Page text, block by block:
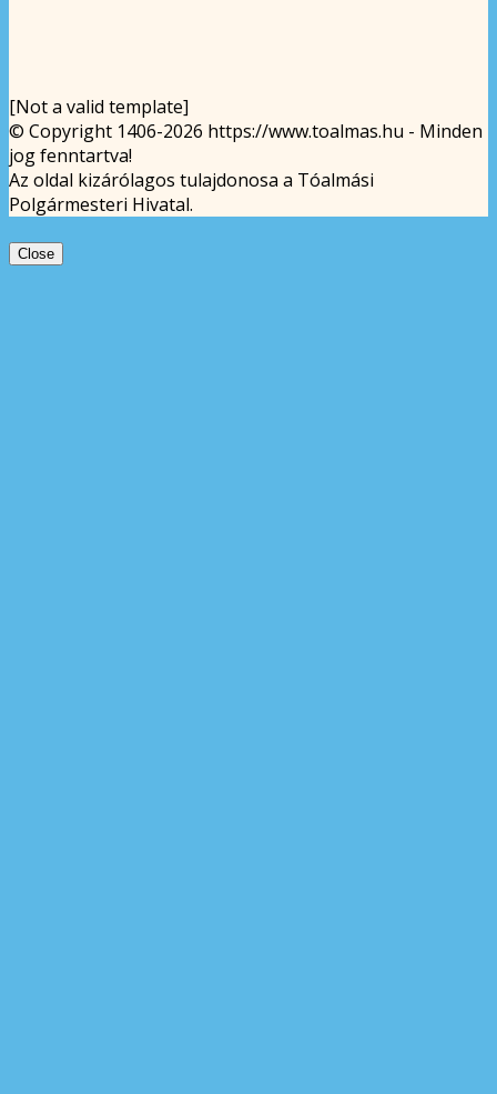
[Not a valid template]
© Copyright 1406-2026 https://www.toalmas.hu - Minden
jog fenntartva!
Az oldal kizárólagos tulajdonosa a Tóalmási
Polgármesteri Hivatal.
Close